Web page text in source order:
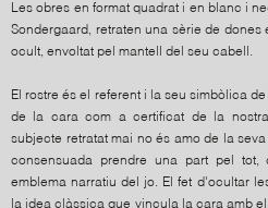
Les obres en format quadrat i en blanc i
Sondergaard, retraten una sèrie de dones
ocult, envoltat pel mantell del seu cabell.
El rostre és el referent i la seu simbòlica
de la cara com a certificat de la nostra
subjecte retratat mai no és amo de la
consensuada prendre una part pel
emblema narratiu del jo. El fet d'ocultar
la idea clàssica que vincula la cara amb el